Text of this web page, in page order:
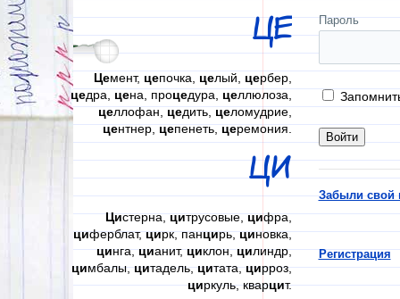
ЦЕ
Цемент, цепочка, целый, цербер,
цедра, цена, процедура, целлюлоза,
целлофан,цедить,целомудрие,
центнер,цепенеть,церемония.
ЦИ
Цистерна,цитрусовые,цифра,
циферблат,цирк, панцирь,циновка,
цинга,цианит,циклон,цилиндр,
цимбалы,цитадель,цитата,цирроз,
циркуль, кварцит.
Пароль
Забыли свой
Регистрация